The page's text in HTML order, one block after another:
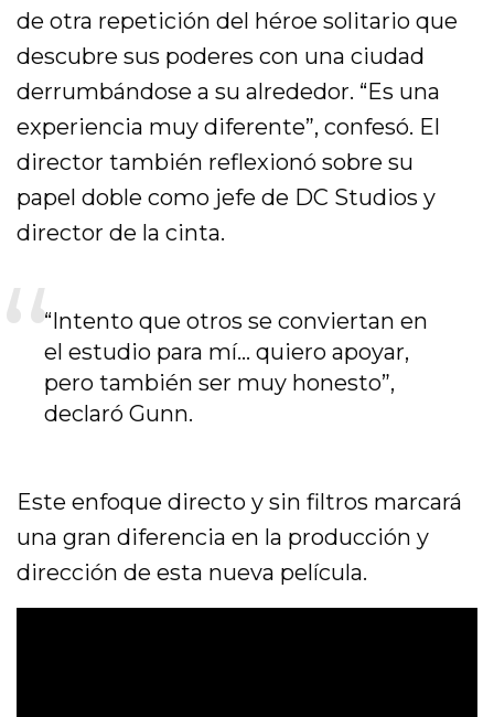
de otra repetición del héroe solitario que
descubre sus poderes con una ciudad
derrumbándose a su alrededor. “Es una
experiencia muy diferente”, confesó. El
director también reflexionó sobre su
papel doble como jefe de DC Studios y
director de la cinta.
“Intento que otros se conviertan en
el estudio para mí… quiero apoyar,
pero también ser muy honesto”,
declaró Gunn.
Este enfoque directo y sin filtros marcará
una gran diferencia en la producción y
dirección de esta nueva película.